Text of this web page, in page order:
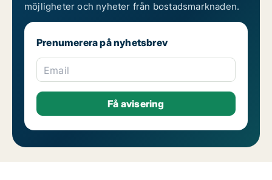
möjligheter och nyheter från bostadsmarknaden.
Prenumerera på nyhetsbrev
Email